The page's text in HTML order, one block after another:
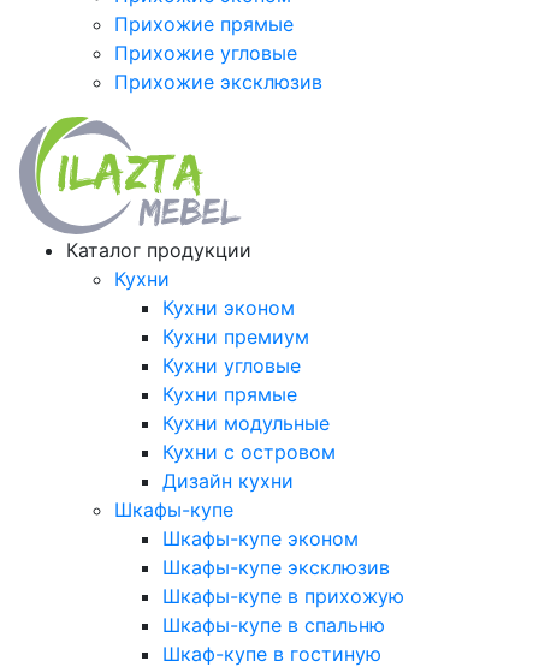
Прихожие прямые
Прихожие угловые
Прихожие эксклюзив
Каталог продукции
Кухни
Кухни эконом
Кухни премиум
Кухни угловые
Кухни прямые
Кухни модульные
Кухни с островом
Дизайн кухни
Шкафы-купе
Шкафы-купе эконом
Шкафы-купе эксклюзив
Шкафы-купе в прихожую
Шкафы-купе в спальню
Шкаф-купе в гостиную